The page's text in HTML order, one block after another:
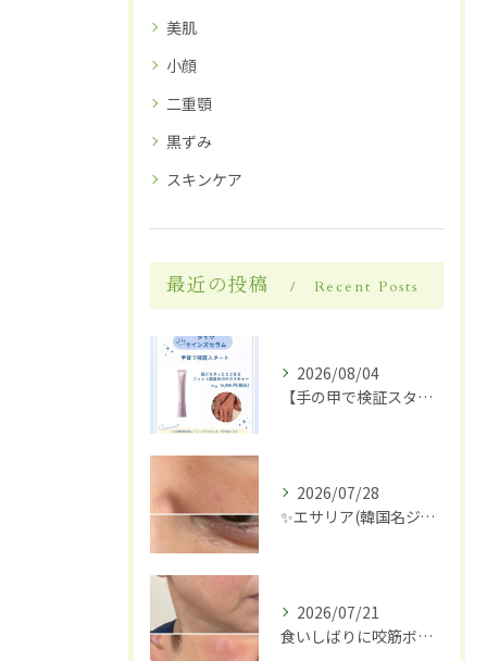
美肌
小顔
二重顎
黒ずみ
スキンケア
最近の投稿 Recent Posts
2026/08/04
【手の甲で検証スタート】✋✨
2026/07/28
✨エサリア(韓国名ジュブアセル)導入します✨
2026/07/21
食いしばりに咬筋ボトックス